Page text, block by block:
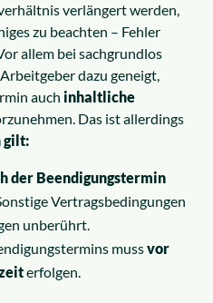
verlängert werden,
zu beachten – Fehler
allem bei sachgrundlos
dazu geneigt,
auch inhaltliche
Das ist allerdings
gilt:
der Beendigungstermin
Vertragsbedingungen
unberührt.
mussvor
erfolgen.